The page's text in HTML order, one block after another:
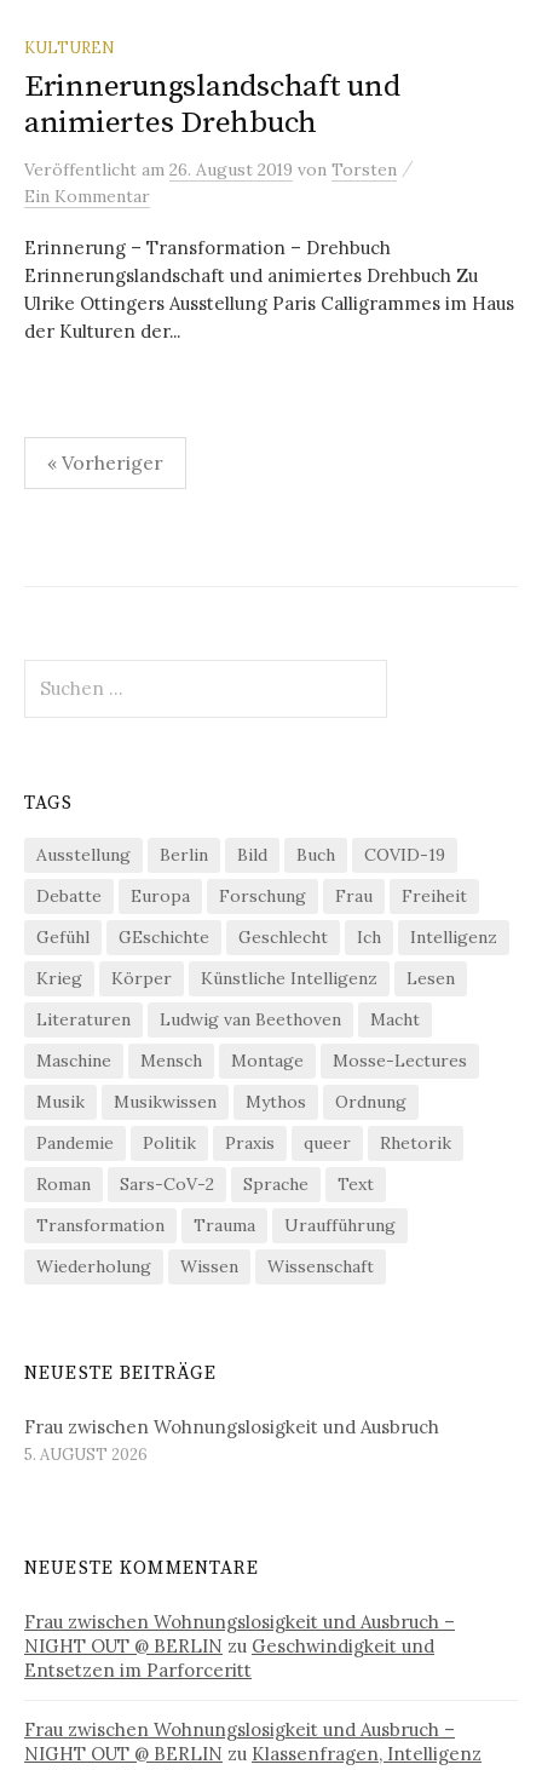
KULTUREN
Erinnerungslandschaft und
animiertes Drehbuch
Veröffentlicht am 26. August 2019 von Torsten /
Ein Kommentar
Erinnerung – Transformation – Drehbuch
Erinnerungslandschaft und animiertes Drehbuch Zu
Ulrike Ottingers Ausstellung Paris Calligrammes im Haus
der Kulturen der...
Seitennummerierung
der
« Vorheriger
nach:
TAGS
Ausstellung Berlin Bild Buch
COVID-19
Debatte
Europa Forschung Frau
Freiheit
Gefühl
GEschichte Geschlecht Ich
Intelligenz
Krieg
Körper Künstliche Intelligenz
Lesen
Literaturen
Ludwig van Beethoven
Macht
Maschine
Mensch Montage
Mosse-Lectures
Musik
Musikwissen Mythos
Ordnung
Pandemie
Politik Praxis queer
Rhetorik
Roman
Sars-CoV-2 Sprache
Text
Transformation
Trauma
Uraufführung
Wiederholung
Wissen Wissenschaft
NEUESTE BEITRÄGE
Frau zwischen Wohnungslosigkeit und Ausbruch
5. AUGUST 2026
NEUESTE KOMMENTARE
Frau zwischen Wohnungslosigkeit und Ausbruch –
NIGHT OUT @ BERLIN zu Geschwindigkeit und
Entsetzen im Parforceritt
Frau zwischen Wohnungslosigkeit und Ausbruch –
NIGHT OUT @ BERLIN zu Klassenfragen, Intelligenz